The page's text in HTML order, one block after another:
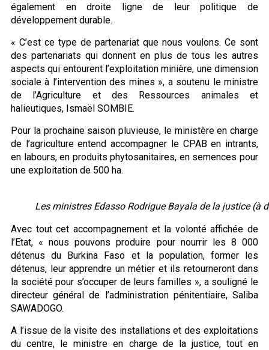
également en droite ligne de leur politique de
développement durable.
« C’est ce type de partenariat que nous voulons. Ce sont
des partenariats qui donnent en plus de tous les autres
aspects qui entourent l’exploitation minière, une dimension
sociale à l’intervention des mines », a soutenu le ministre
de l’Agriculture et des Ressources animales et
halieutiques, Ismaël SOMBIE.
Pour la prochaine saison pluvieuse, le ministère en charge
de l’agriculture entend accompagner le CPAB en intrants,
en labours, en produits phytosanitaires, en semences pour
une exploitation de 500 ha.
Les ministres Edasso Rodrigue Bayala de la justice (à
Avec tout cet accompagnement et la volonté affichée de
l’Etat, « nous pouvons produire pour nourrir les 8 000
détenus du Burkina Faso et la population, former les
détenus, leur apprendre un métier et ils retourneront dans
la société pour s’occuper de leurs familles », a souligné le
directeur général de l’administration pénitentiaire, Saliba
SAWADOGO.
A l’issue de la visite des installations et des exploitations
du centre, le ministre en charge de la justice, tout en